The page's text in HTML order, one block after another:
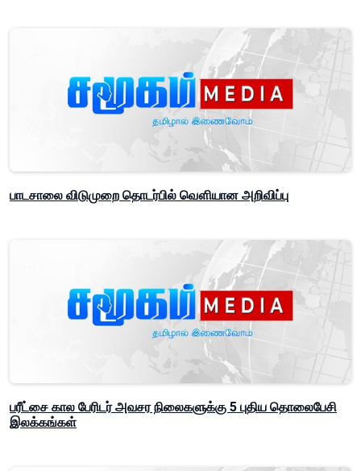
பாடசாலை விடுமுறை தொடர்பில் வௌியான அறிவிப்பு
பரீட்சை கால பேரிடர் அவசர நிலைகளுக்கு 5 புதிய தொலைபேசி
இலக்கங்கள்